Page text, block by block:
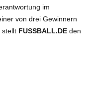
im
von drei Gewinnern
stellt FUSSBALL.DE den